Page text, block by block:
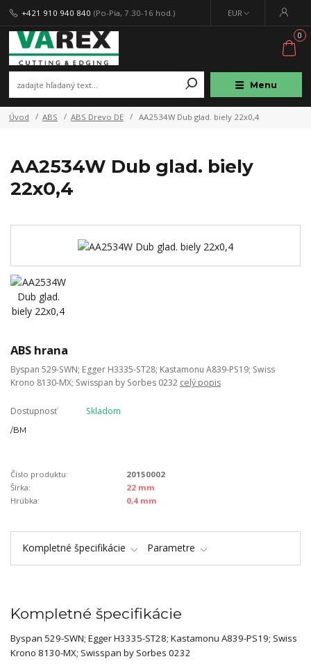
Menu
EUR
+421 910 940 840 (Po-Pia, 7.30-16 hod.)
0
Úvod ABS ABS Drevo DE AA2534W Dub glad. biely 22x0,4
AA2534W Dub glad. biely
22x0,4
ABS hrana
Byspan 529-SWN; Egger H3335-ST28; Kastamonu A839-PS19; Swiss
Krono 8130-MX; Swisspan by Sorbes 0232 celý popis
Dostupnosť Skladom
/BM
Číslo produktu:
20150002
Šírka:
22 mm
Hrúbka:
0,4 mm
Kompletné špecifikácie Parametre
Kompletné špecifikácie
Byspan 529-SWN; Egger H3335-ST28; Kastamonu A839-PS19; Swiss
Krono 8130-MX; Swisspan by Sorbes 0232